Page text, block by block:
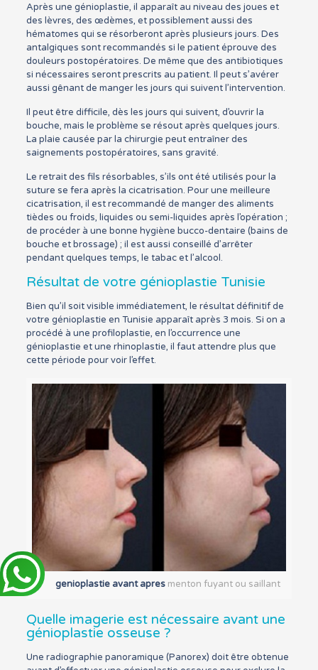
Après une génioplastie, il apparaît au niveau des joues et
des lèvres, des œdèmes, et possiblement aussi des
hématomes qui se résorberont après plusieurs jours. Des
antalgiques sont recommandés si le patient éprouve des
douleurs postopératoires. De même que des antibiotiques
si nécessaires seront prescrits au patient. Il peut s’avérer
aussi gênant de manger les jours qui suivent l’intervention.
Il peut être difficile, dès les jours qui suivent, d’ouvrir la
bouche, mais le problème se résout après quelques jours.
La plaie causée par la chirurgie peut entraîner des
saignements postopératoires, sans gravité.
Le retrait des fils résorbables, s’ils ont été utilisés pour la
suture se fera après la cicatrisation. Pour une meilleure
cicatrisation, il est recommandé de manger des aliments
tièdes ou froids, liquides ou semi-liquides après l’opération ;
de procéder à une bonne hygiène bucco-dentaire (bains de
bouche et brossage) ; il est aussi conseillé d’arrêter
pendant quelques temps, le tabac et l’alcool.
Résultat de votre génioplastie Tunisie
Bien qu’il soit visible immédiatement, le résultat définitif de
votre génioplastie en Tunisie apparaît après 3 mois. Si on a
procédé à une profiloplastie, en l’occurrence une
génioplastie et une rhinoplastie, il faut attendre plus que
cette période pour voir l’effet.
genioplastie avant apresmenton fuyant ou saillant
Quelle imagerie est nécessaire avant une
génioplastie osseuse ?
Une radiographie panoramique (Panorex) doit être obtenue